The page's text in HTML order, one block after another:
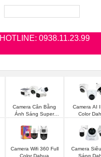
HOTLINE: 0938.11.23.99
Camera Cân Bằng
Ánh Sáng Super
Camera AI
Color
Camera Wifi 360 Full
Color Dahua
Camera
Sáng